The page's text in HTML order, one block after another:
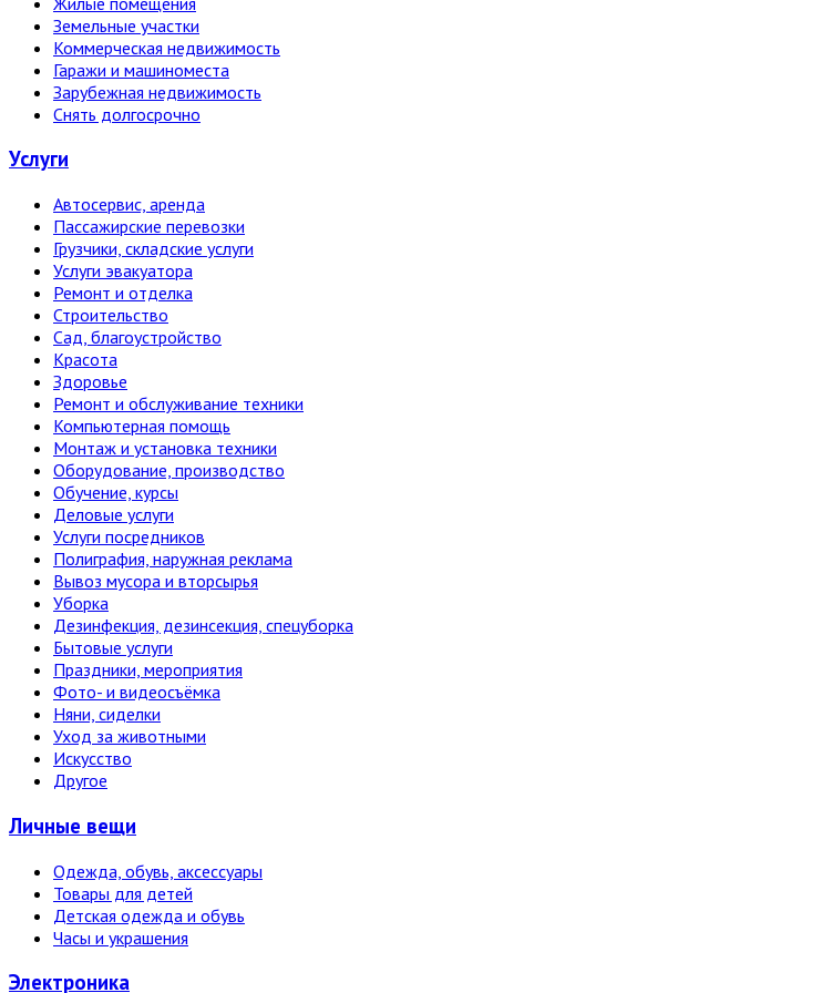
Земельные участки
Коммерческая недвижимость
Гаражи и машиноместа
Зарубежная недвижимость
Снять долгосрочно
Услуги
Автосервис, аренда
Пассажирские перевозки
Грузчики, складские услуги
Услуги эвакуатора
Ремонт и отделка
Строительство
Сад, благоустройство
Красота
Здоровье
Ремонт и обслуживание техники
Компьютерная помощь
Монтаж и установка техники
Оборудование, производство
Обучение, курсы
Деловые услуги
Услуги посредников
Полиграфия, наружная реклама
Вывоз мусора и вторсырья
Уборка
Дезинфекция, дезинсекция, спецуборка
Бытовые услуги
Праздники, мероприятия
Фото- и видеосъёмка
Няни, сиделки
Уход за животными
Искусство
Другое
Личные вещи
Одежда, обувь, аксессуары
Товары для детей
Детская одежда и обувь
Часы и украшения
Электро­ника